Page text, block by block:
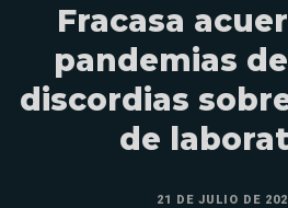
Fracasa
pandemias
discordias
de
21 DE JULIO DE